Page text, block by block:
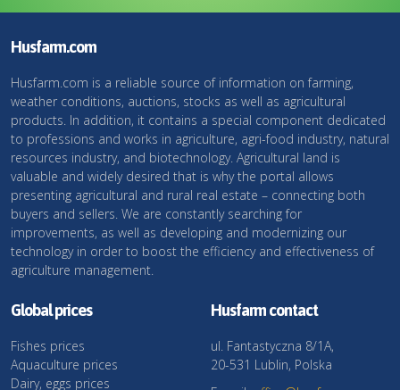
Husfarm.com
Husfarm.com is a reliable source of information on farming,
weather conditions, auctions, stocks as well as agricultural
products. In addition, it contains a special component dedicated
to professions and works in agriculture, agri-food industry, natural
resources industry, and biotechnology. Agricultural land is
valuable and widely desired that is why the portal allows
presenting agricultural and rural real estate – connecting both
buyers and sellers. We are constantly searching for
improvements, as well as developing and modernizing our
technology in order to boost the efficiency and effectiveness of
agriculture management.
Global prices
Fishes prices
Aquaculture prices
Dairy, eggs prices
Husfarm contact
ul. Fantastyczna 8/1A,
20-531 Lublin, Polska